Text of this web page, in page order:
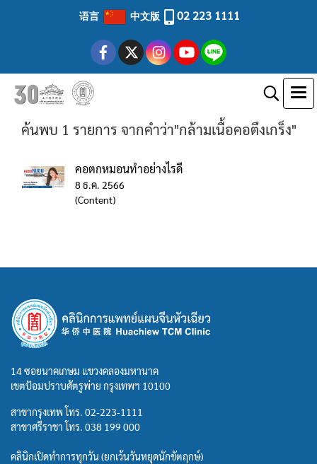
语言 中文版 02 223 1111
ค้นพบ 1 รายการ จากคำว่า"กล้ามเนื้อคอตึงเกร็ง"
คอตกหมอนทำอย่างไรดี
8 ธ.ค. 2566
(Content)
14 ซอยนาคเกษม แขวงคลองมหานาค
เขตป้อมปราบศัตรูพ่าย กรุงเทพฯ 10100
สาขากรุงเทพ โทร. 02-223-1111
สาขาศรีราชา โทร. 038 199 000
คลินิกเปิดทำการทุกวัน (ยกเว้นวันหยุดนักขัตฤกษ์)